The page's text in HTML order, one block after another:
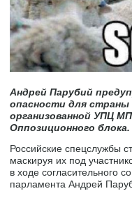
Андрей Парубий
опасности для страны
организованной УПЦ
Оппозиционного блока.
Российские спецслужбы
маскируя их под
в ходе согласительного
парламента Андрей